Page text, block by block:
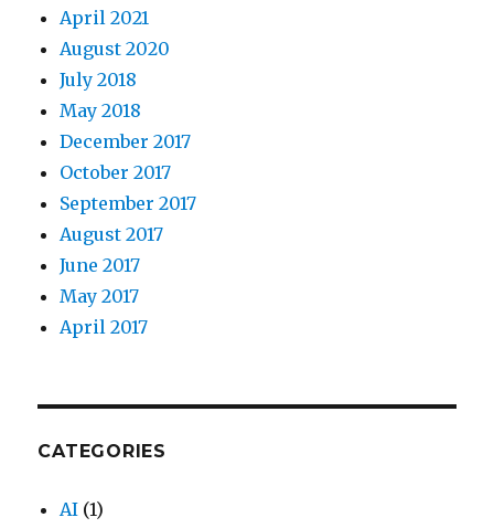
April 2021
August 2020
July 2018
May 2018
December 2017
October 2017
September 2017
August 2017
June 2017
May 2017
April 2017
CATEGORIES
AI (1)